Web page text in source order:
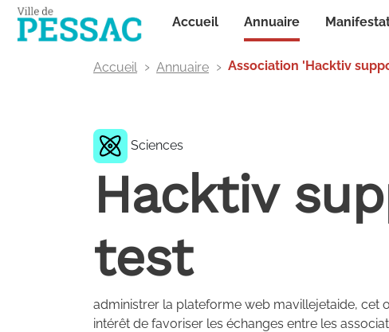
Accueil Annuaire
Accueil Annuaire Association 'Hacktiv
Sciences
Hacktiv
test
administrer la plateforme web mavillejetaide, cet
intérêt de favoriser les échanges entre les
Panneau de gestion des cookies